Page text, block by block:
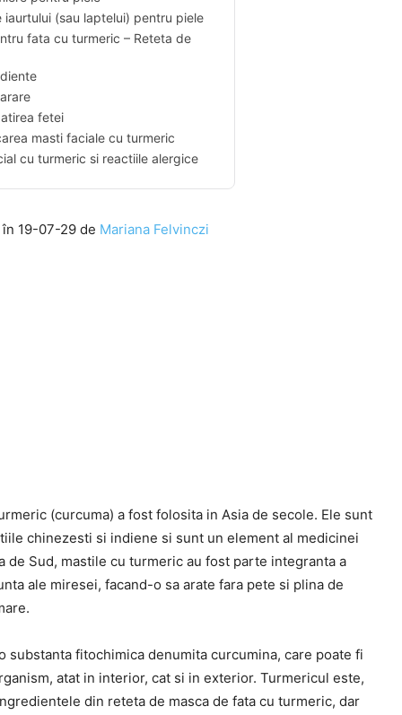
iaurtului (sau laptelui) pentru piele
fata cu turmeric – Reteta de
fetei
masti faciale cu turmeric
cu turmeric si reactiile alergice
19-07-29 de Mariana Felvinczi
(curcuma) a fost folosita in Asia de secole. Ele sunt
chinezesti si indiene si sunt un element al medicinei
de Sud, mastile cu turmeric au fost parte integranta a
ale miresei, facand-o sa arate fara pete si plina de
substanta fitochimica denumita curcumina, care poate fi
atat in ​​interior, cat si in exterior. Turmericul este,
din reteta de masca de fata cu turmeric, dar